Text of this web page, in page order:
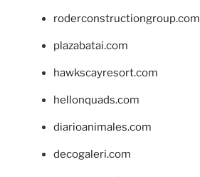
roderconstructiongroup.com
plazabatai.com
hawkscayresort.com
hellonquads.com
diarioanimales.com
decogaleri.com